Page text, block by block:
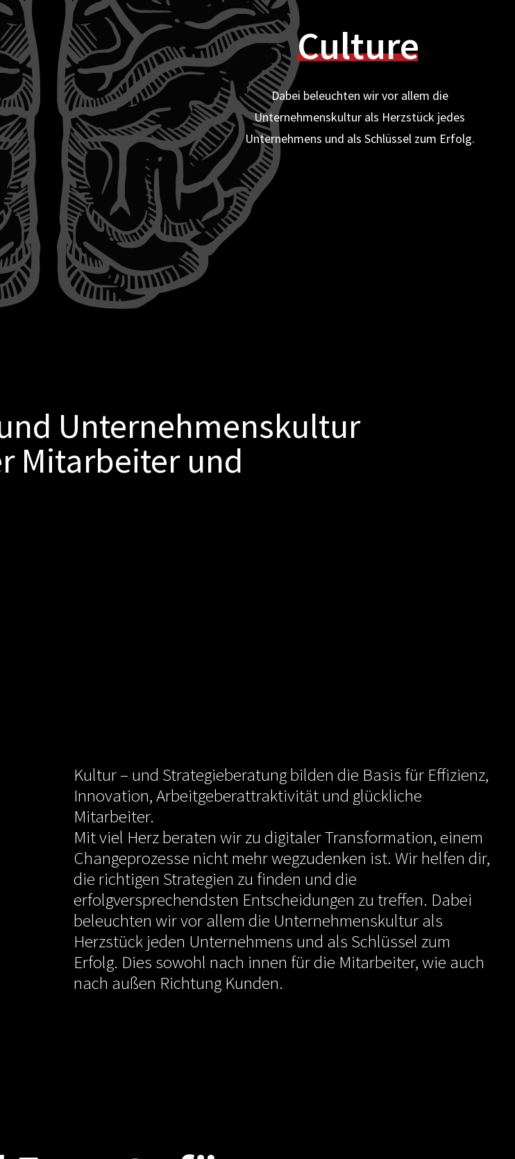
Culture
Dabei beleuchten wir vor allem die
Unternehmenskultur als Herzstück jedes
Unternehmens und als Schlüssel zum Erfolg.
Unternehmenskultur
Mitarbeiter und
Kultur – und Strategieberatung bilden die Basis für Effizienz,
Innovation, Arbeitgeberattraktivität und glückliche
Mitarbeiter.
Mit viel Herz beraten wir zu digitaler Transformation, einem
Changeprozesse nicht mehr wegzudenken ist. Wir helfen dir,
die richtigen Strategien zu finden und die
erfolgversprechendsten Entscheidungen zu treffen. Dabei
beleuchten wir vor allem die Unternehmenskultur als
Herzstück jeden Unternehmens und als Schlüssel zum
Erfolg. Dies sowohl nach innen für die Mitarbeiter, wie auch
nach außen Richtung Kunden.